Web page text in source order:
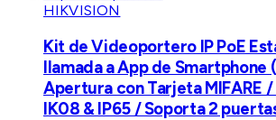
HIKVISION
Kit de Videoportero IP PoE
llamada a App de
Apertura con Tarjeta MIFARE
IK08 & IP65 / Soporta 2